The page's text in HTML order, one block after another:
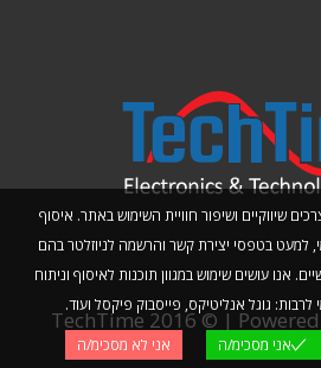
שיווקיים ושיפור חוויית השימוש באתר. איסוף
למעט בטפסי יצירת קשר והרשמה לניוזלטר בהם
אנו עושים שימוש במגוון תוכנות לאיסוף וניתוח
לרבות: גוגל אנליטיקס, פייסבוק פיקסל ועוד.
אני מסכימ/ה אני לא מסכימ/ה
TechTime 2016 © |
Planwize